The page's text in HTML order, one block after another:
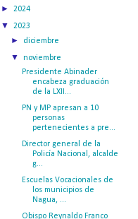
► 2024
▼ 2023
► diciembre
▼noviembre
Presidente Abinader
encabeza graduación
de la LXII...
PN y MP apresan a 10
personas
pertenecientes a pre...
Director general de la
Policía Nacional, alcalde
g...
Escuelas Vocacionales de
los municipios de
Nagua, ...
Obispo Reynaldo Franco